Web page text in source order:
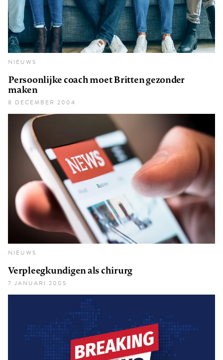
NIEUWS
Persoonlijke coach moet Britten gezonder
maken
8 DECEMBER 2004
NIEUWS
Verpleegkundigen als chirurg
7 JANUARI 2005